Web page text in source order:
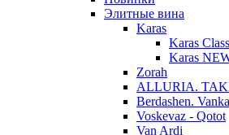
Элитные вина
Karas
Karas
Karas
Zorah
ALLURIA.
Berdashen.
Voskevaz - Qotot
Van Ardi